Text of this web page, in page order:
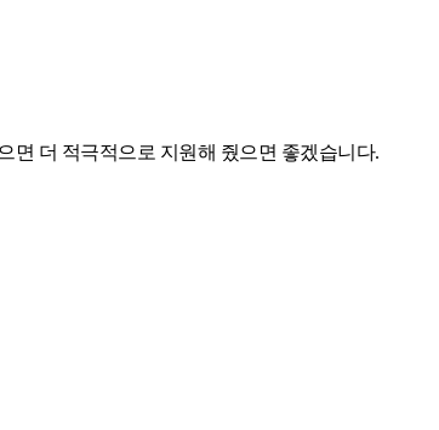
면 더 적극적으로 지원해 줬으면 좋겠습니다.